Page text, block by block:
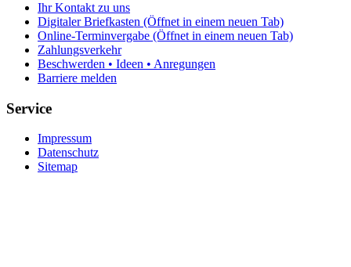
Ihr Kontakt zu uns
Digitaler Briefkasten (Öffnet in einem neuen Tab)
Online-Terminvergabe (Öffnet in einem neuen Tab)
Zahlungsverkehr
Beschwerden • Ideen • Anregungen
Barriere melden
Service
Impressum
Datenschutz
Sitemap